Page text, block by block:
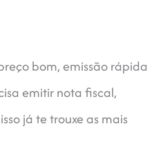
bom, emissão rápida
emitir nota fiscal,
já te trouxe as mais